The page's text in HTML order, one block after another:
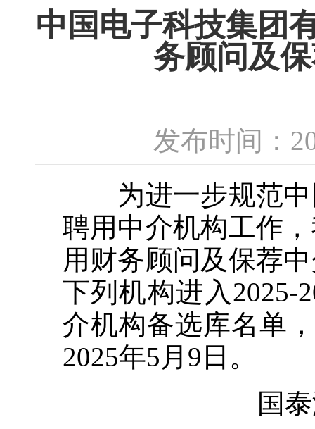
中国电子科技集团
务顾问及
发布时间：
为进一步规范中
聘用中介机构工作
用财务顾问及保荐
下列机构进入2025-
介机构备选库名单
2025年5月9日。
国